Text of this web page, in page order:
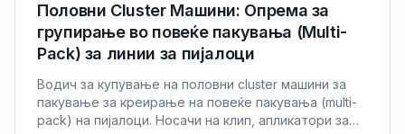
Половни Cluster Машини: Опрема за
групирање во повеќе пакувања (Multi-
Pack) за линии за пијалоци
Водич за купување на половни cluster машини за
пакување за креирање на повеќе пакувања (multi-
pack) на пијалоци. Носачи на клип, апликатори за